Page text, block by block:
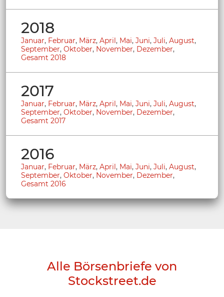
2018
Januar, Februar, März, April, Mai, Juni, Juli, August,
September, Oktober, November, Dezember,
Gesamt 2018
2017
Januar, Februar, März, April, Mai, Juni, Juli, August,
September, Oktober, November, Dezember,
Gesamt 2017
2016
Januar, Februar, März, April, Mai, Juni, Juli, August,
September, Oktober, November, Dezember,
Gesamt 2016
Alle Börsenbriefe von
Stockstreet.de